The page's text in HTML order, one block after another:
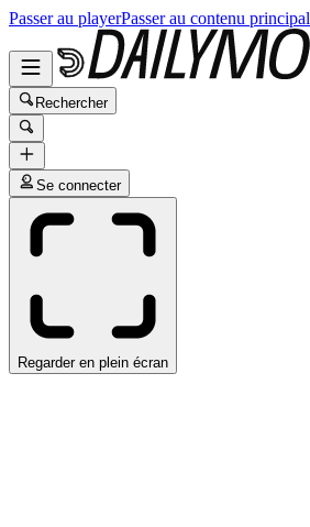
Passer au playerPasser au contenu principal
Rechercher
Se connecter
Regarder en plein écran